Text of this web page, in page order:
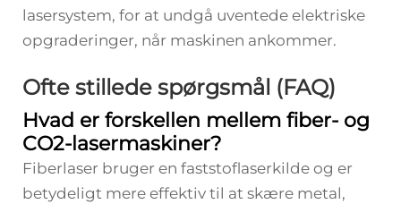
lasersystem, for at undgå uventede elektriske
opgraderinger, når maskinen ankommer.
Ofte stillede spørgsmål (FAQ)
Hvad er forskellen mellem fiber- og
CO2-lasermaskiner?
Fiberlaser bruger en faststoflaserkilde og er
betydeligt mere effektiv til at skære metal,